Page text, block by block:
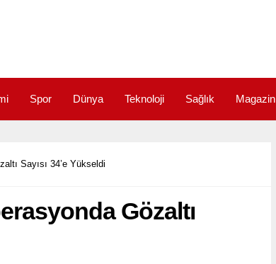
Spor Dünya Teknoloji Sağlık Magazin
Sayısı 34’e Yükseldi
Gözaltı